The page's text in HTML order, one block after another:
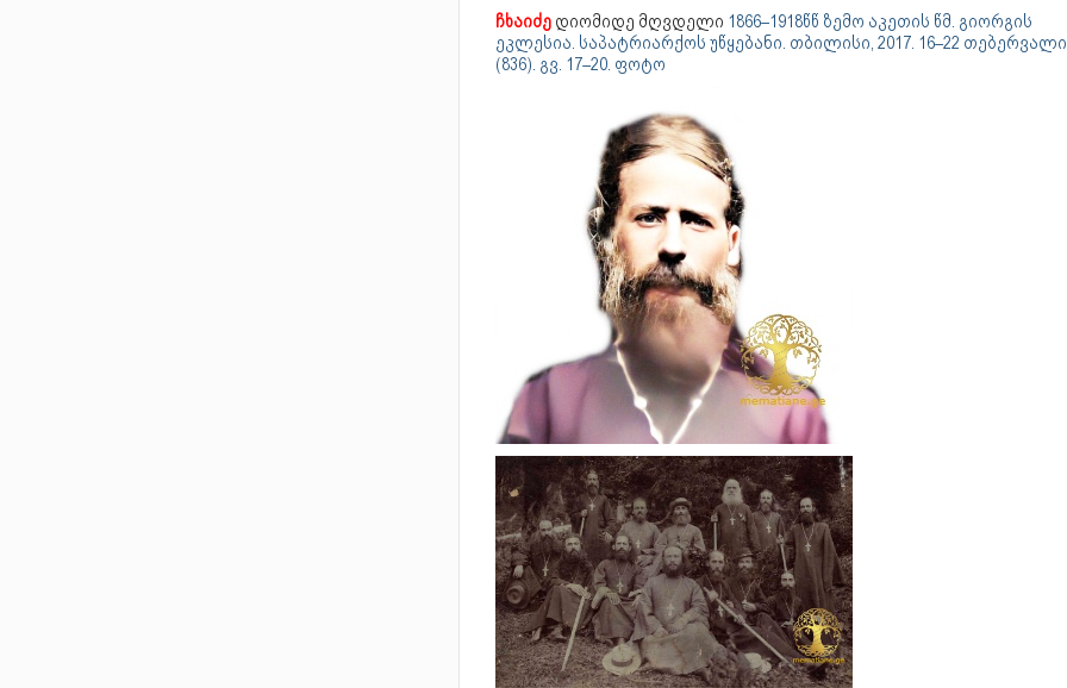
ჩხაიძედიომიდე მღვდელი 1866–1918წწ ზემო აკეთის წმ. გიორგის
ეკლესია. საპატრიარქოს უწყებანი. თბილისი, 2017. 16–22
(836). გვ. 17–20. ფოტო